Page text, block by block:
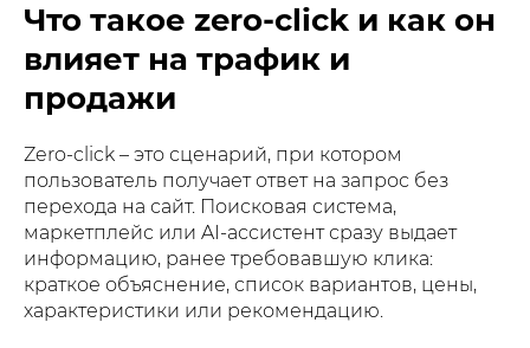
Что такое zero-click и как он
влияет на трафик и
продажи
Zero-click – это сценарий, при котором
пользователь получает ответ на запрос без
перехода на сайт. Поисковая система,
маркетплейс или AI-ассистент сразу выдает
информацию, ранее требовавшую клика:
краткое объяснение, список вариантов, цены,
характеристики или рекомендацию.